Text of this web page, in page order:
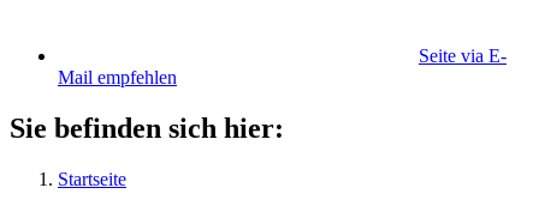
Seite via E-
Mail empfehlen
Sie befinden sich hier:
Startseite